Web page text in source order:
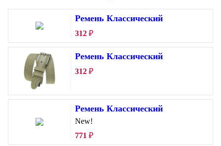
Ремень Классический
312 ₽
Ремень Классический
312 ₽
Ремень Классический
New!
771 ₽